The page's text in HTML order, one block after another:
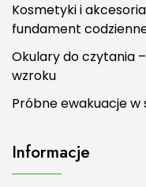
Kosmetyki i
fundament
Okulary do czytania
wzroku
Próbne ewakuacje w
Informacje